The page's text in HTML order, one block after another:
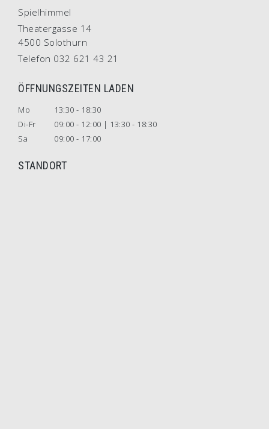
Spielhimmel
Theatergasse 14
4500 Solothurn
Telefon 032 621 43 21
ÖFFNUNGSZEITEN LADEN
Mo
13:30 - 18:30
Di-Fr
09:00 - 12:00 | 13:30 - 18:30
Sa
09:00 - 17:00
STANDORT